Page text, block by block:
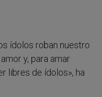
ídolos roban nuestro
y, para amar
libres de ídolos», ha